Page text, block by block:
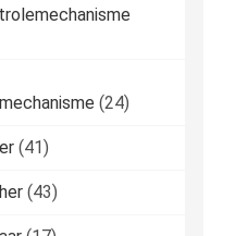
(24)
(41)
(43)